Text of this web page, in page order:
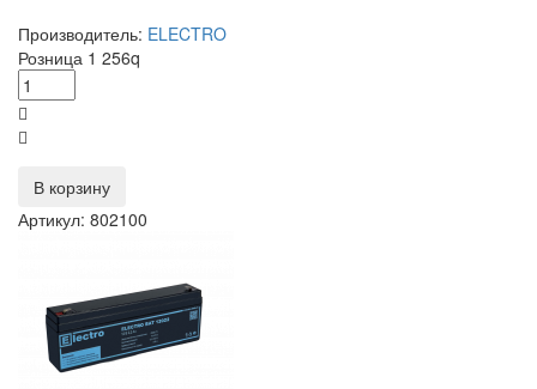
Производитель: ELECTRO
Розница 1 256q
В корзину
Артикул: 802100